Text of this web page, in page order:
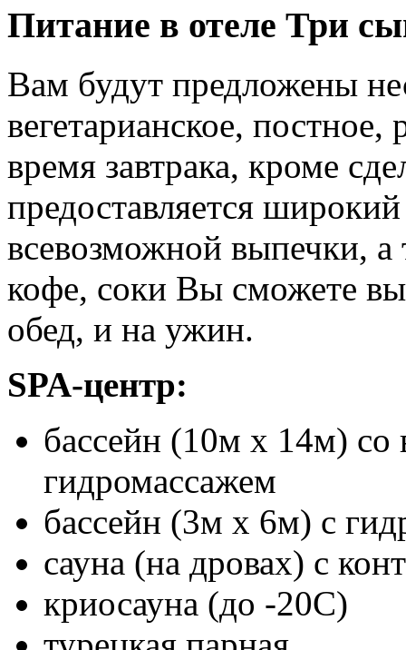
Питание в отеле Три
Вам будут предложены
вегетарианское,
время завтрака, кроме
предоставляется
всевозможной выпечки,
кофе, соки Вы сможете
обед, и на ужин.
SPA-центр:
бассейн (10м х 14м) со
гидромассажем
бассейн (3м х 6м) с
сауна (на дровах) с
криосауна (до -20С)